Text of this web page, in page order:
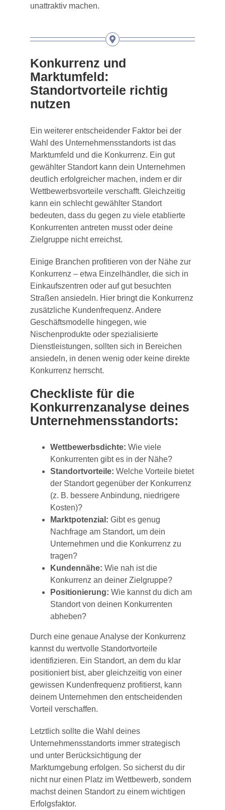
unattraktiv machen.
Konkurrenz und
Marktumfeld:
Standortvorteile richtig
nutzen
Ein weiterer entscheidender Faktor bei der
Wahl des Unternehmensstandorts ist das
Marktumfeld und die Konkurrenz. Ein gut
gewählter Standort kann dein Unternehmen
deutlich erfolgreicher machen, indem er dir
Wettbewerbsvorteile verschafft. Gleichzeitig
kann ein schlecht gewählter Standort
bedeuten, dass du gegen zu viele etablierte
Konkurrenten antreten musst oder deine
Zielgruppe nicht erreichst.
Einige Branchen profitieren von der Nähe zur
Konkurrenz – etwa Einzelhändler, die sich in
Einkaufszentren oder auf gut besuchten
Straßen ansiedeln. Hier bringt die Konkurrenz
zusätzliche Kundenfrequenz. Andere
Geschäftsmodelle hingegen, wie
Nischenprodukte oder spezialisierte
Dienstleistungen, sollten sich in Bereichen
ansiedeln, in denen wenig oder keine direkte
Konkurrenz herrscht.
Checkliste für die
Konkurrenzanalyse deines
Unternehmensstandorts:
Wettbewerbsdichte: Wie viele
Konkurrenten gibt es in der Nähe?
Standortvorteile: Welche Vorteile bietet
der Standort gegenüber der Konkurrenz
(z. B. bessere Anbindung, niedrigere
Kosten)?
Marktpotenzial: Gibt es genug
Nachfrage am Standort, um dein
Unternehmen und die Konkurrenz zu
tragen?
Kundennähe: Wie nah ist die
Konkurrenz an deiner Zielgruppe?
Positionierung: Wie kannst du dich am
Standort von deinen Konkurrenten
abheben?
Durch eine genaue Analyse der Konkurrenz
kannst du wertvolle Standortvorteile
identifizieren. Ein Standort, an dem du klar
positioniert bist, aber gleichzeitig von einer
gewissen Kundenfrequenz profitierst, kann
deinem Unternehmen den entscheidenden
Vorteil verschaffen.
Letztlich sollte die Wahl deines
Unternehmensstandorts immer strategisch
und unter Berücksichtigung der
Marktumgebung erfolgen. So sicherst du dir
nicht nur einen Platz im Wettbewerb, sondern
machst deinen Standort zu einem wichtigen
Erfolgsfaktor.